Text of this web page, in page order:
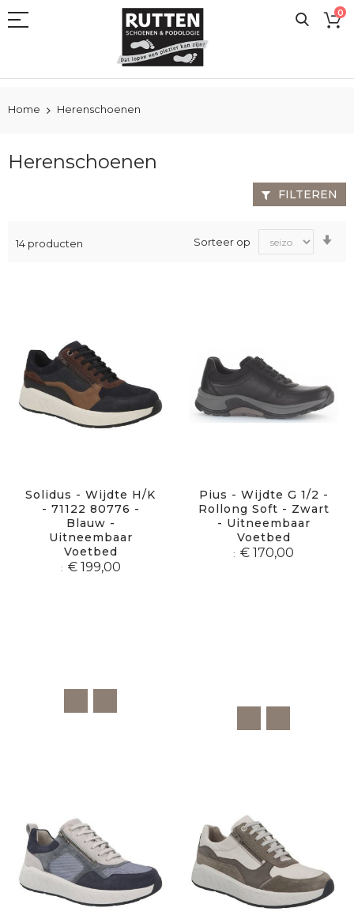
naar
0
Home Herenschoenen
Herenschoenen
14 producten Sorteer op
Solidus - Wijdte H/K
- 71122 80776 -
Blauw -
Uitneembaar
Voetbed
€ 199,00
Pius - Wijdte G 1/2 -
Rollong Soft - Zwart
- Uitneembaar
Voetbed
€ 170,00
FILTEREN